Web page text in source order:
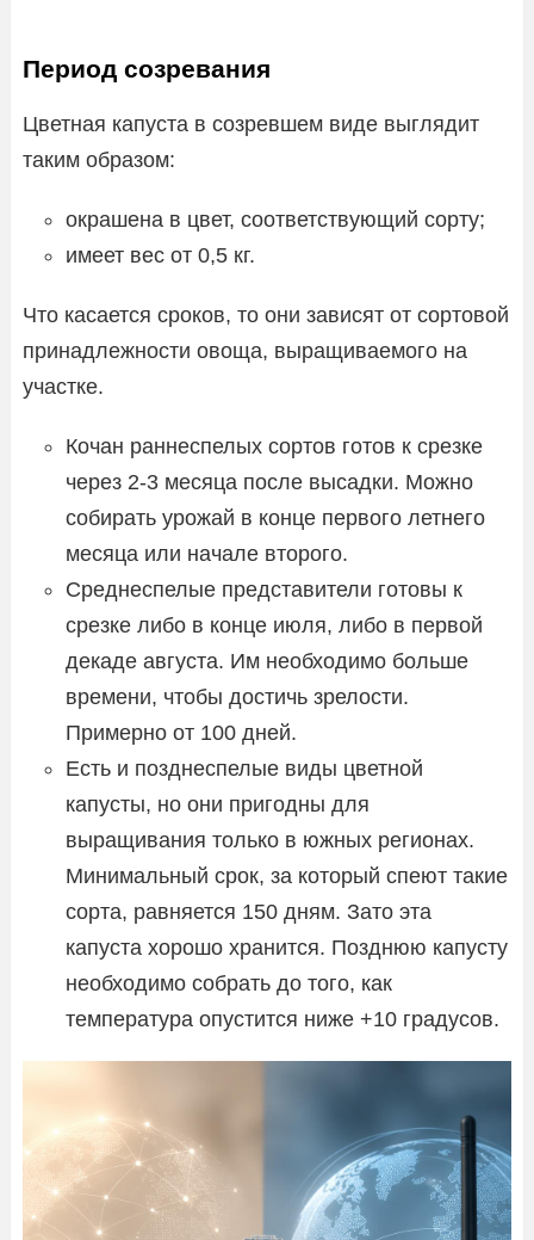
Период созревания
Цветная капуста в созревшем виде выглядит
таким образом:
окрашена в цвет, соответствующий сорту;
имеет вес от 0,5 кг.
Что касается сроков, то они зависят от сортовой
принадлежности овоща, выращиваемого на
участке.
Кочан раннеспелых сортов готов к срезке
через 2-3 месяца после высадки. Можно
собирать урожай в конце первого летнего
месяца или начале второго.
Среднеспелые представители готовы к
срезке либо в конце июля, либо в первой
декаде августа. Им необходимо больше
времени, чтобы достичь зрелости.
Примерно от 100 дней.
Есть и позднеспелые виды цветной
капусты, но они пригодны для
выращивания только в южных регионах.
Минимальный срок, за который спеют такие
сорта, равняется 150 дням. Зато эта
капуста хорошо хранится. Позднюю капусту
необходимо собрать до того, как
температура опустится ниже +10 градусов.